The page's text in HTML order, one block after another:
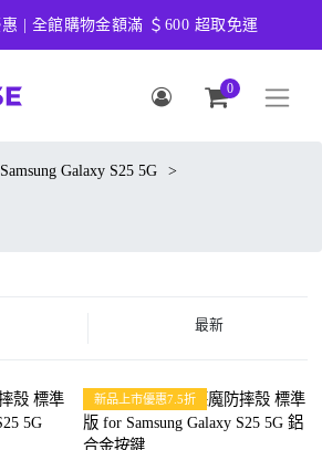
| 全館購物金額滿 ＄600 超取免運
0
Samsung Galaxy S25 5G >
最新
新品上市優惠7.5折